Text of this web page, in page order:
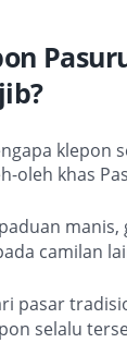
klepon
oleh khas
camilan
pasar
selalu